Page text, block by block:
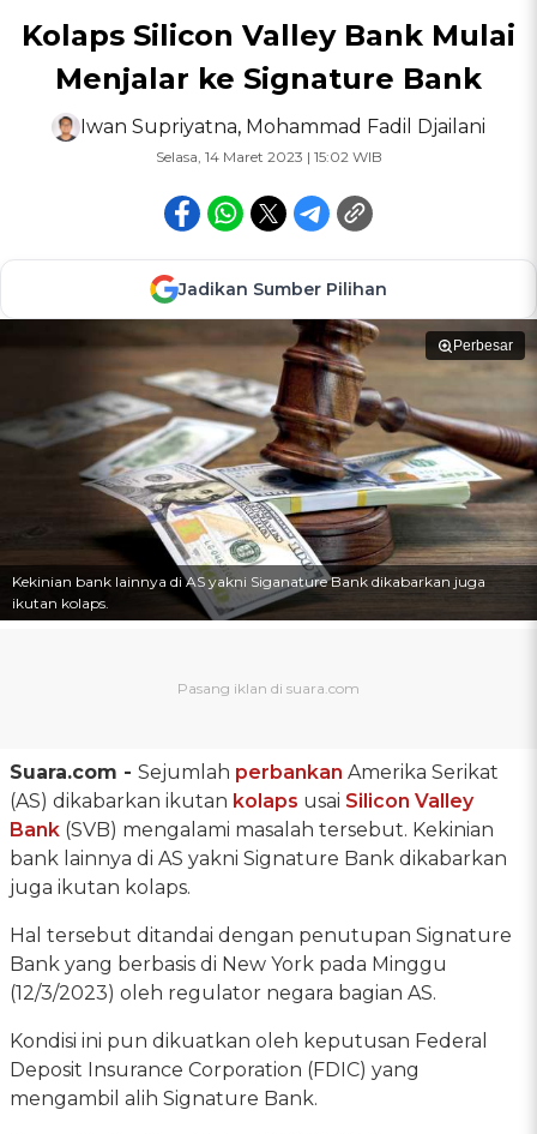
Kolaps Silicon Valley Bank Mulai
Menjalar ke Signature Bank
Iwan Supriyatna, Mohammad Fadil Djailani
Selasa, 14 Maret 2023 | 15:02 WIB
Jadikan Sumber Pilihan
Perbesar
Kekinian bank lainnya di AS yakni Siganature Bank dikabarkan juga
ikutan kolaps.
Suara.com - Sejumlah perbankan Amerika Serikat
(AS) dikabarkan ikutan kolaps usai Silicon Valley
Bank (SVB) mengalami masalah tersebut. Kekinian
bank lainnya di AS yakni Signature Bank dikabarkan
juga ikutan kolaps.
Hal tersebut ditandai dengan penutupan Signature
Bank yang berbasis di New York pada Minggu
(12/3/2023) oleh regulator negara bagian AS.
Kondisi ini pun dikuatkan oleh keputusan Federal
Deposit Insurance Corporation (FDIC) yang
mengambil alih Signature Bank.